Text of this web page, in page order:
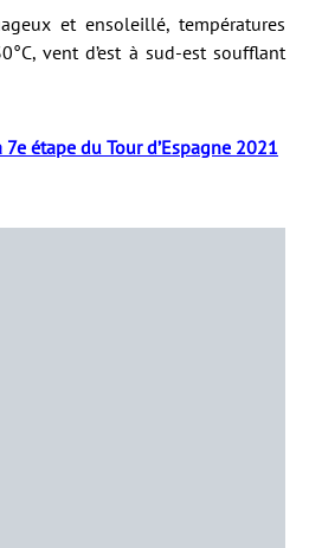
et ensoleillé, températures
vent d’est à sud-est soufflant
étape du Tour d’Espagne 2021